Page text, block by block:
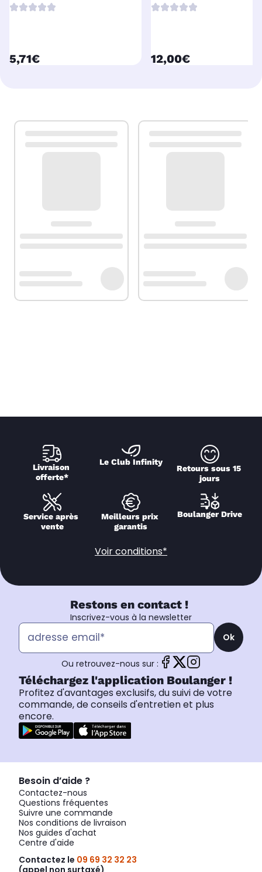
currentPrice
5,71€ currentPrice
12,00€
Livraison
offerte*
Le Club Infinity
Retours sous 15
jours
Service après
vente
Meilleurs prix
garantis
Boulanger Drive
Voir conditions*
Restons en contact !
Inscrivez-vous à la newsletter
Ok
Ou retrouvez-nous sur :
Téléchargez l'application Boulanger !
Profitez d'avantages exclusifs, du suivi de votre
commande, de conseils d'entretien et plus
encore.
Besoin d’aide ?
Contactez-nous
Questions fréquentes
Suivre une commande
Nos conditions de livraison
Nos guides d'achat
Centre d'aide
Contactez le 09 69 32 32 23